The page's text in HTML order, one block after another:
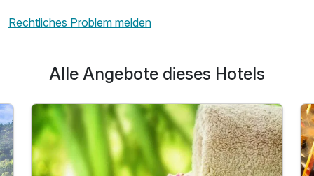
Zusatznächte
Für 3 Tage p.P. ab275,00 €
Rechtliches Problem melden
Alle Angebote dieses Hotels